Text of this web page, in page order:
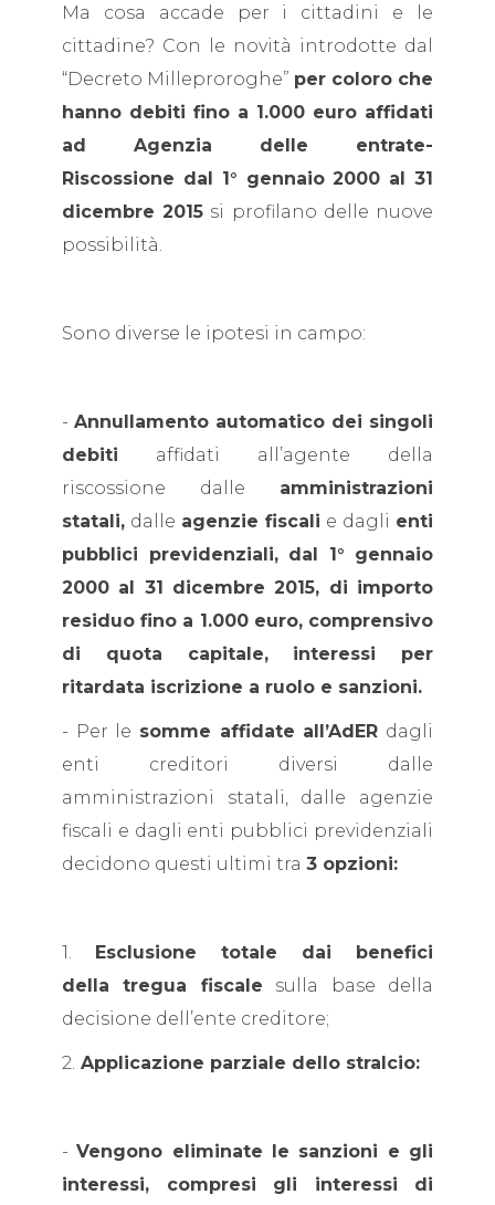
Ma cosa accade per i cittadini e le
cittadine? Con le novità introdotte dal
“Decreto Milleproroghe” per coloro che
hanno debiti fino a 1.000 euro affidati
ad Agenzia delle entrate-
Riscossione dal 1° gennaio 2000 al 31
dicembre 2015 si profilano delle nuove
possibilità.
Sono diverse le ipotesi in campo:
- Annullamento automatico dei singoli
debiti affidati all’agente della
riscossione dalle amministrazioni
statali, dalle agenzie fiscali e dagli enti
pubblici previdenziali, dal 1° gennaio
2000 al 31 dicembre 2015, di importo
residuo fino a 1.000 euro, comprensivo
di quota capitale, interessi per
ritardata iscrizione a ruolo e sanzioni.
- Per le somme affidate all’AdER dagli
enti creditori diversi dalle
amministrazioni statali, dalle agenzie
fiscali e dagli enti pubblici previdenziali
decidono questi ultimi tra 3 opzioni:
1. Esclusione totale dai benefici
della tregua fiscale sulla base della
decisione dell’ente creditore;
2. Applicazione parziale dello stralcio:
-Vengono eliminate le sanzioni e gli
interessi, compresi gli interessi di